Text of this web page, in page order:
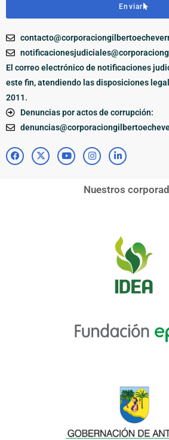
Enviar
El correo electrónico de notificaciones
este fin, atendiendo las disposiciones
2011.
Denuncias por actos de corrupción:
Nuestros